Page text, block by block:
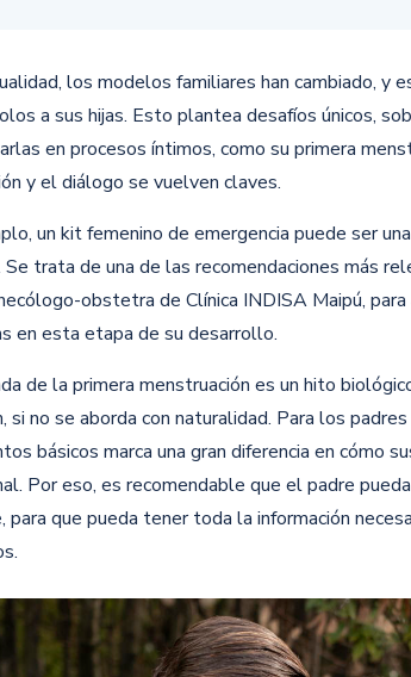
los modelos familiares han cambiado, y
a sus hijas. Esto plantea desafíos únicos,
en procesos íntimos, como su primera
y el diálogo se vuelven claves.
un kit femenino de emergencia puede ser
trata de una de las recomendaciones más
obstetra de Clínica INDISA Maipú,
en esta etapa de su desarrollo.
de la primera menstruación es un hito
si no se aborda con naturalidad. Para los
básicos marca una gran diferencia en cómo
Por eso, es recomendable que el padre
para que pueda tener toda la información